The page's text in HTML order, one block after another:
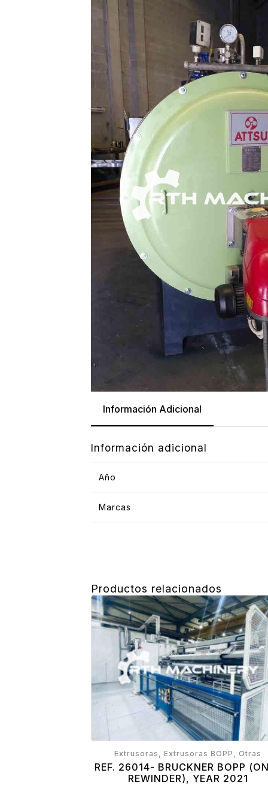
Información Adicional
Información adicional
Año
Marcas
Productos relacionados
Extrusoras, Extrusoras BOPP, Otras
REF. 26014- BRUCKNER BOPP
REWINDER), YEAR 2021